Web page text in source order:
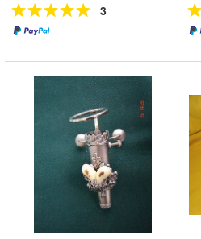
3